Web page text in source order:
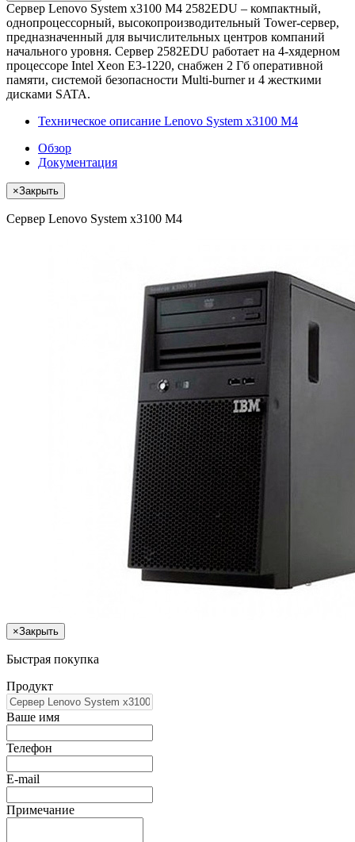
Сервер Lenovo System x3100 M4 2582EDU – компактный,
однопроцессорный, высокопроизводительный Tower-сервер,
предназначенный для вычислительных центров компаний
начального уровня. Сервер 2582EDU работает на 4-хядерном
процессоре Intel Xeon E3-1220, снабжен 2 Гб оперативной
памяти, системой безопасности Multi-burner и 4 жесткими
дисками SATA.
Техническое описание Lenovo System x3100 M4
Обзор
Документация
×Закрыть
Сервер Lenovo System x3100 M4
×Закрыть
Быстрая покупка
Продукт
Ваше имя
Телефон
E-mail
Примечание